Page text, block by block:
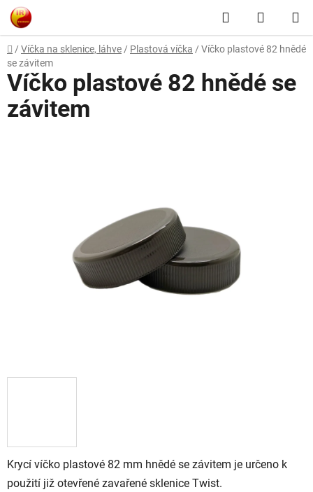
Přejít
na
obsah
Hledat
KOŠÍK
Domů
/ Víčka na sklenice, láhve / Plastová víčka / Víčko plastové 82 hnědé
se závitem
Krycí víčko plastové 82 mm hnědé se závitem je určeno k
použití již otevřené zavařené sklenice Twist.
Víčko plastové 82 hnědé se
závitem